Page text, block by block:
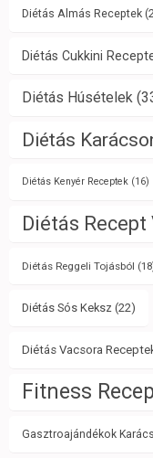
Diétás Almás Receptek
Diétás Cukkini
Diétás Húsételek
Diétás
Diétás Kenyér Receptek (16)
Diétás
Diétás Reggeli Tojásból
Diétás Sós Keksz (22)
Diétás Vacsora
Fitness
Gasztroajándékok